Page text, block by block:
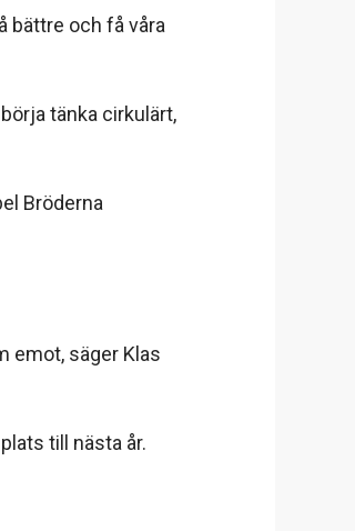
bättre och få våra
tänka cirkulärt,
Bröderna
emot, säger Klas
till nästa år.